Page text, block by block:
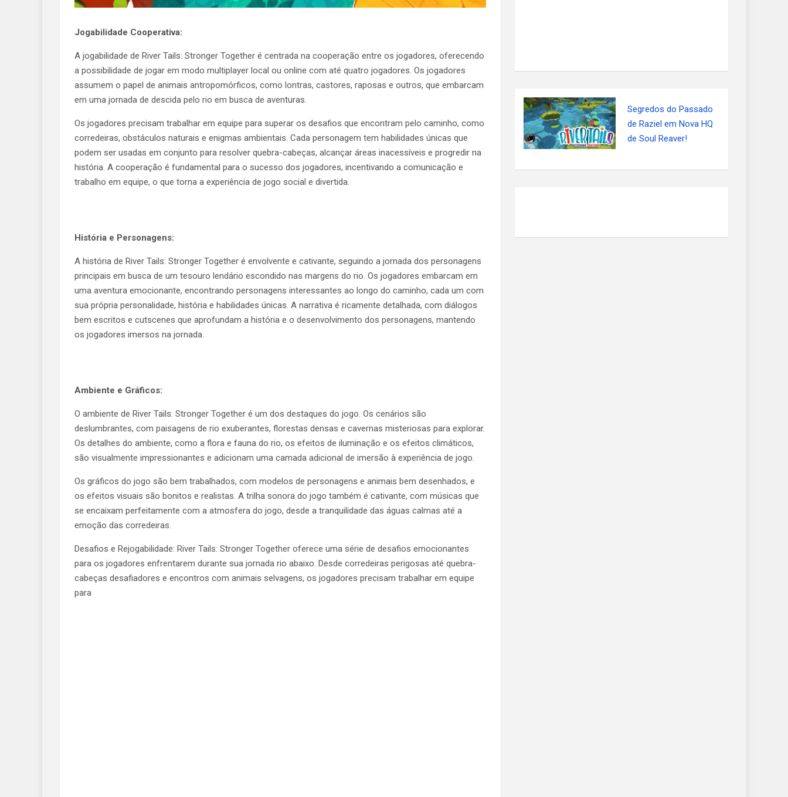
Jogabilidade Cooperativa:
A jogabilidade de River Tails: Stronger Together é centrada na cooperação entre os jogadores, oferecendo
a possibilidade de jogar em modo multiplayer local ou online com até quatro jogadores. Os jogadores
assumem o papel de animais antropomórficos, como lontras, castores, raposas e outros, que embarcam
em uma jornada de descida pelo rio em busca de aventuras.
Os jogadores precisam trabalhar em equipe para superar os desafios que encontram pelo caminho, como
corredeiras, obstáculos naturais e enigmas ambientais. Cada personagem tem habilidades únicas que
podem ser usadas em conjunto para resolver quebra-cabeças, alcançar áreas inacessíveis e progredir na
história. A cooperação é fundamental para o sucesso dos jogadores, incentivando a comunicação e
trabalho em equipe, o que torna a experiência de jogo social e divertida.
História e Personagens:
A história de River Tails: Stronger Together é envolvente e cativante, seguindo a jornada dos personagens
principais em busca de um tesouro lendário escondido nas margens do rio. Os jogadores embarcam em
uma aventura emocionante, encontrando personagens interessantes ao longo do caminho, cada um com
sua própria personalidade, história e habilidades únicas. A narrativa é ricamente detalhada, com diálogos
bem escritos e cutscenes que aprofundam a história e o desenvolvimento dos personagens, mantendo
os jogadores imersos na jornada.
Ambiente e Gráficos:
O ambiente de River Tails: Stronger Together é um dos destaques do jogo. Os cenários são
deslumbrantes, com paisagens de rio exuberantes, florestas densas e cavernas misteriosas para explorar.
Os detalhes do ambiente, como a flora e fauna do rio, os efeitos de iluminação e os efeitos climáticos,
são visualmente impressionantes e adicionam uma camada adicional de imersão à experiência de jogo.
Os gráficos do jogo são bem trabalhados, com modelos de personagens e animais bem desenhados, e
os efeitos visuais são bonitos e realistas. A trilha sonora do jogo também é cativante, com músicas que
se encaixam perfeitamente com a atmosfera do jogo, desde a tranquilidade das águas calmas até a
emoção das corredeiras.
Desafios e Rejogabilidade: River Tails: Stronger Together oferece uma série de desafios emocionantes
para os jogadores enfrentarem durante sua jornada rio abaixo. Desde corredeiras perigosas até quebra-
cabeças desafiadores e encontros com animais selvagens, os jogadores precisam trabalhar em equipe
para
Segredos do Passado
de Raziel em Nova HQ
de Soul Reaver!